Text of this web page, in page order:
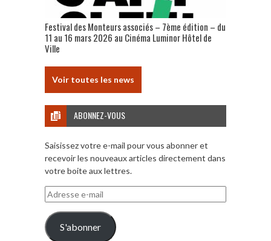
Festival des Monteurs associés – 7ème édition – du
11 au 16 mars 2026 au Cinéma Luminor Hôtel de
Ville
Voir toutes les news
ABONNEZ-VOUS
Saisissez votre e-mail pour vous abonner et
recevoir les nouveaux articles directement dans
votre boite aux lettres.
Adresse
e-
mail
S'abonner